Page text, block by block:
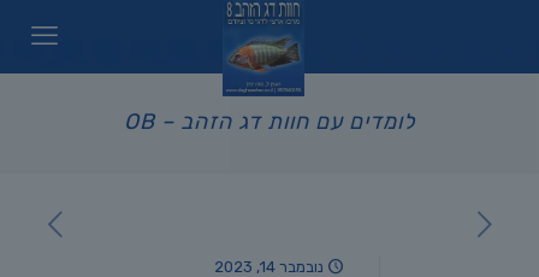
לומדים עם חוות דג הזהב – OB
נובמבר 14, 2023